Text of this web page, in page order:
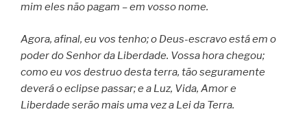
mim eles não pagam – em vosso nome.
Agora, afinal, eu vos tenho; o Deus-escravo está em o
poder do Senhor da Liberdade. Vossa hora chegou;
como eu vos destruo desta terra, tão seguramente
deverá o eclipse passar; e a Luz, Vida, Amor e
Liberdade serão mais uma vez a Lei da Terra.